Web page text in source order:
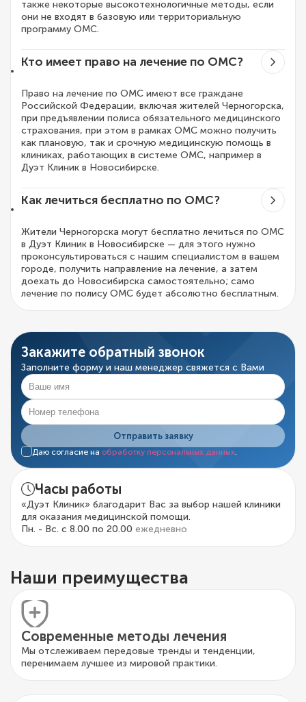
также некоторые высокотехнологичные методы, если
они не входят в базовую или территориальную
программу ОМС.
Кто имеет право на лечение по ОМС?
Право на лечение по ОМС имеют все граждане
Российской Федерации, включая жителей Черногорска,
при предъявлении полиса обязательного медицинского
страхования, при этом в рамках ОМС можно получить
как плановую, так и срочную медицинскую помощь в
клиниках, работающих в системе ОМС, например в
Дуэт Клиник в Новосибирске.
Как лечиться бесплатно по ОМС?
Жители Черногорска могут бесплатно лечиться по ОМС
в Дуэт Клиник в Новосибирске — для этого нужно
проконсультироваться с нашим специалистом в вашем
городе, получить направление на лечение, а затем
доехать до Новосибирска самостоятельно; само
лечение по полису ОМС будет абсолютно бесплатным.
Закажите обратный звонок
Заполните форму и наш менеджер свяжется с Вами
Отправить заявку
Даю согласие на обработку персональных данных
Часы работы
«Дуэт Клиник» благодарит Вас за выбор нашей клиники
для оказания медицинской помощи.
Пн. - Вс. с 8.00 по 20.00 ежедневно
Наши преимущества
Современные методы лечения
Мы отслеживаем передовые тренды и тенденции,
перенимаем лучшее из мировой практики.